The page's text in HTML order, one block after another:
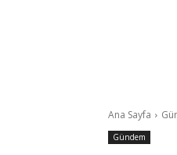
Ana Sayfa
Gündem